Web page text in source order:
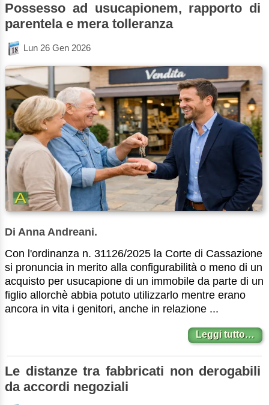
Possesso ad usucapionem, rapporto di
parentela e mera tolleranza
Lun 26 Gen 2026
Di Anna Andreani.
Con l'ordinanza n. 31126/2025 la Corte di Cassazione
si pronuncia in merito alla configurabilità o meno di un
acquisto per usucapione di un immobile da parte di un
figlio allorchè abbia potuto utilizzarlo mentre erano
ancora in vita i genitori, anche in relazione ...
Leggi tutto…
Le distanze tra fabbricati non derogabili
da accordi negoziali